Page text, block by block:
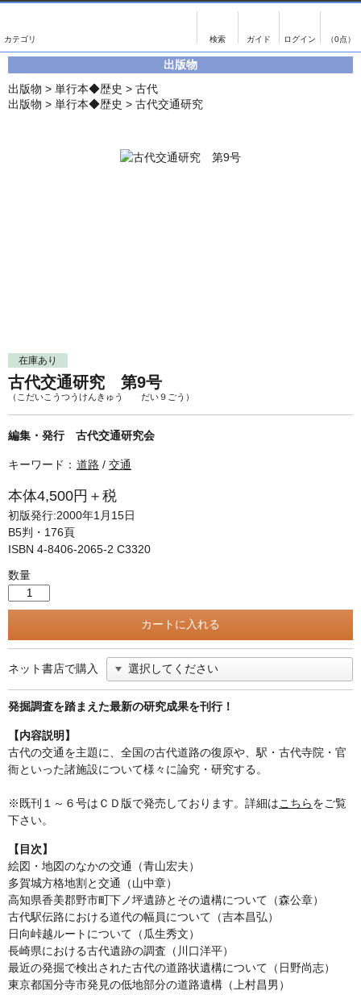
（0点）
影印資料
単行本◆日本語史
単行本◆美術
書誌学・目録
古書目録
画像がある商品のみ検索
出版物
出版物 > 単行本◆歴史 > 古代
出版物 > 単行本◆歴史 > 古代交通研究
在庫あり
古代交通研究 第9号
（こだいこうつうけんきゅう だい９ごう）
編集・発行 古代交通研究会
キーワード： 道路 / 交通
本体4,500円＋税
初版発行:2000年1月15日
B5判・176頁
ISBN 4-8406-2065-2 C3320
数量
ネット書店で購入
発掘調査を踏まえた最新の研究成果を刊行！
【内容説明】
古代の交通を主題に、全国の古代道路の復原や、駅・古代寺院・官
衙といった諸施設について様々に論究・研究する。
※既刊１～６号はＣＤ版で発売しております。詳細はこちらをご覧
下さい。
【目次】
絵図・地図のなかの交通（青山宏夫）
多賀城方格地割と交通（山中章）
高知県香美郡野市町下ノ坪遺跡とその遺構について（森公章）
古代駅伝路における道代の幅員について（吉本昌弘）
日向峠越ルートについて（瓜生秀文）
長崎県における古代遺跡の調査（川口洋平）
最近の発掘で検出された古代の道路状遺構について（日野尚志）
東京都国分寺市発見の低地部分の道路遺構（上村昌男）